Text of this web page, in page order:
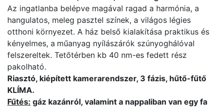
Az ingatlanba belépve magával ragad a harmónia, a
hangulatos, meleg pasztel színek, a világos légies
otthoni környezet. A ház belső kialakítása praktikus és
kényelmes, a műanyag nyílászárók szúnyoghálóval
felszereltek. Tetőtérben kb 40 nm-es fedett rész
pakolható.
Riasztó, kiépített kamerarendszer, 3 fázis, hűtő-fűtő
KLÍMA.
Fűtés: gáz kazánról, valamint a nappaliban van egy fa